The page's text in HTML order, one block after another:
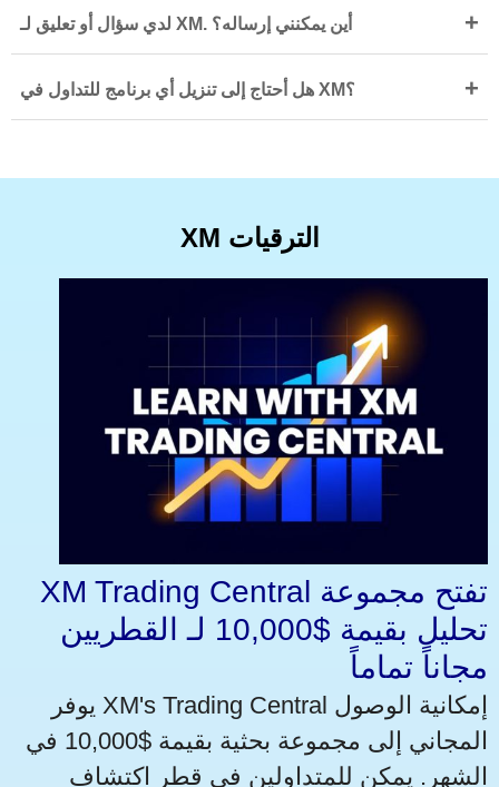
لدي سؤال أو تعليق لـ XM. أين يمكنني إرساله؟ +
هل أحتاج إلى تنزيل أي برنامج للتداول في XM؟ +
XM الترقيات
XM Trading Central تفتح مجموعة
تحليل بقيمة $10,000 لـ القطريين
مجاناً تماماً
يوفر XM's Trading Central إمكانية الوصول
المجاني إلى مجموعة بحثية بقيمة $10,000 في
الشهر. يمكن للمتداولين في قطر اكتشاف